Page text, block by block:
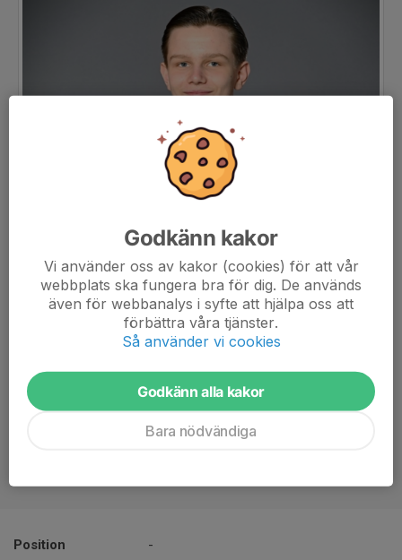
Position -
Godkänn kakor
Vi använder oss av kakor (cookies) för att vår
webbplats ska fungera bra för dig. De används
även för webbanalys i syfte att hjälpa oss att
förbättra våra tjänster.
Så använder vi cookies
Godkänn alla kakor
Bara nödvändiga